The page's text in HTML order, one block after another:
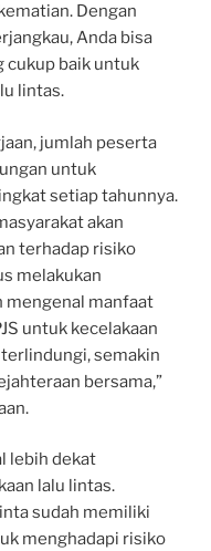
Dengan
Anda bisa
cukup baik untuk
lintas.
jumlah peserta
untuk
setiap tahunnya.
akan
terhadap risiko
melakukan
mengenal manfaat
untuk kecelakaan
semakin
bersama,”
lebih dekat
lalu lintas.
sudah memiliki
menghadapi risiko